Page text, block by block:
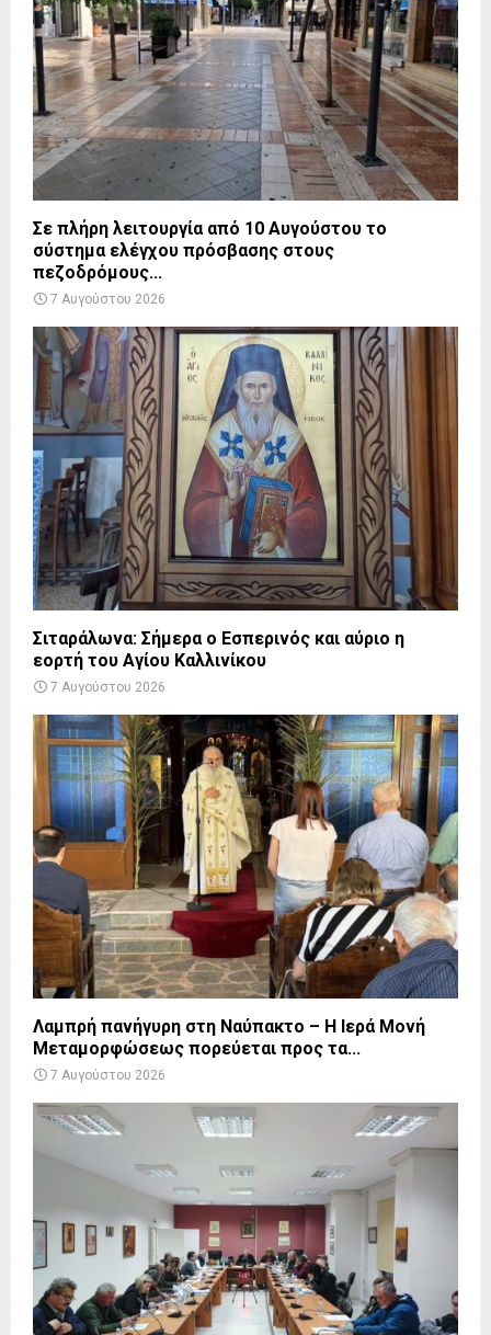
Σε πλήρη λειτουργία από 10 Αυγούστου το
σύστημα ελέγχου πρόσβασης στους
πεζοδρόμους...
7 Αυγούστου 2026
Σιταράλωνα: Σήμερα ο Εσπερινός και αύριο η
εορτή του Αγίου Καλλινίκου
7 Αυγούστου 2026
Λαμπρή πανήγυρη στη Ναύπακτο – Η Ιερά Μονή
Μεταμορφώσεως πορεύεται προς τα...
7 Αυγούστου 2026